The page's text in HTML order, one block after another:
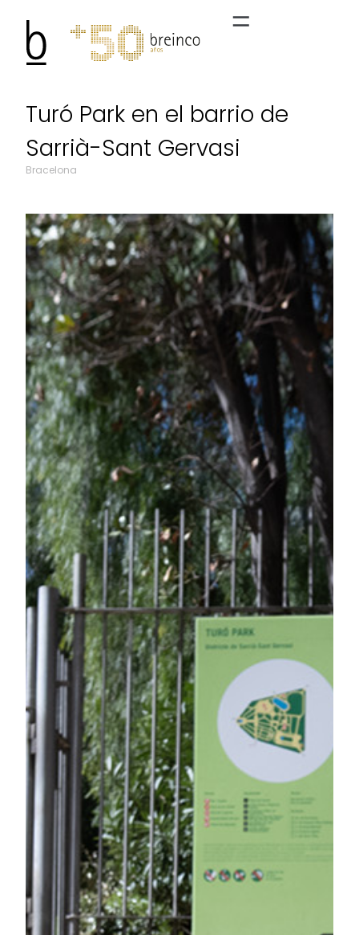
Turó Park en el barrio de
Sarrià-Sant Gervasi
Bracelona